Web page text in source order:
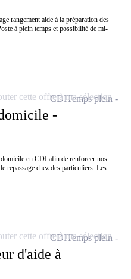
rangement aide à la préparation des
à plein temps et possibilité de mi-
-
en CDI afin de renforcer nos
repassage chez des particuliers. Les
CDITemps plein
cette offre à ma sélection
d'aide à
CDITemps plein
cette offre à ma sélection